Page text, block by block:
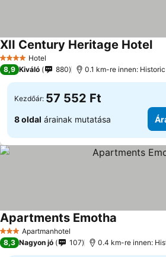
4 KategóriaHotel
XII Century Heritage Hotel
8,9 Kiváló 880 0.1 km-re innen:
Kezdőár: 57 552 Ft
8 oldal árainak mutatása
3 KategóriaApartmanhotel
Apartments Emotha
8,3 Nagyon jó 107 0.4 km-re innen: